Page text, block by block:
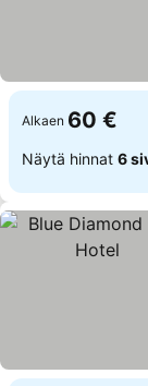
Alkaen 60 €
Näytä hinnat 6